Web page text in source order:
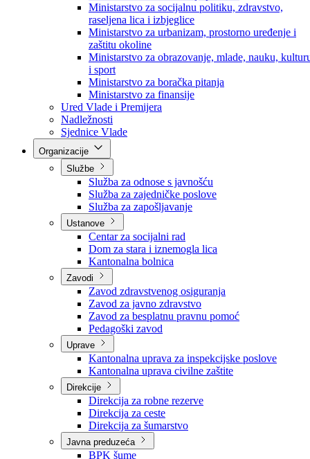
Ministarstvo za privredu
Ministarstvo za pravosuđe, upravu i radne odnose
Ministarstvo za unutrašnje poslove
Ministarstvo za socijalnu politiku, zdravstvo,
raseljena lica i izbjeglice
Ministarstvo za urbanizam, prostorno uređenje i
zaštitu okoline
Ministarstvo za obrazovanje, mlade, nauku,
i sport
Ministarstvo za boračka pitanja
Ministarstvo za finansije
Ured Vlade i Premijera
Nadležnosti
Sjednice Vlade
Službe
Služba za odnose s javnošću
Služba za zajedničke poslove
Služba za zapošljavanje
Ustanove
Centar za socijalni rad
Dom za stara i iznemogla lica
Kantonalna bolnica
Zavodi
Zavod zdravstvenog osiguranja
Zavod za javno zdravstvo
Zavod za besplatnu pravnu pomoć
Pedagoški zavod
Uprave
Kantonalna uprava za inspekcijske poslove
Kantonalna uprava civilne zaštite
Direkcije
Direkcija za robne rezerve
Direkcija za ceste